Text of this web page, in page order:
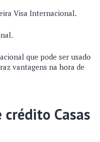
Visa Internacional.
que pode ser usado
vantagens na hora de
Casas